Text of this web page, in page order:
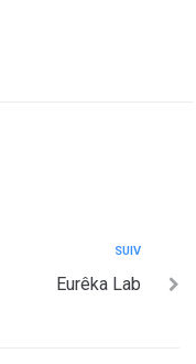
SUIV
Eurêka Lab